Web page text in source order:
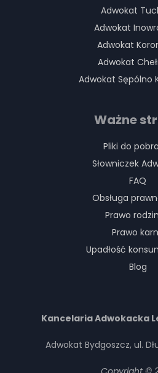
Adwokat
Adwokat
Adwokat
Adwokat
Adwokat Sępólno
Ważne
Pliki do
Słowniczek
FAQ
Obsługa
Prawo
Prawo
Upadłość
Blog
Kancelaria Adwokacka
Adwokat Bydgoszcz, ul.